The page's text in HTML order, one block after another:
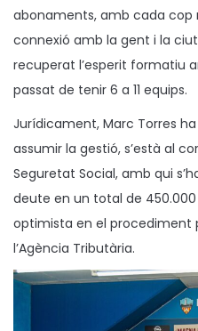
abonaments, amb cada
connexió amb la gent i la
recuperat l’esperit formatiu
passat de tenir 6 a 11 equips.
Jurídicament, Marc Torres
assumir la gestió, s’està al
Seguretat Social, amb qui
deute en un total de 450.000
optimista en el procediment
l’Agència Tributària.